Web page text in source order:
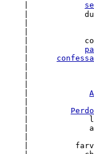
|
|
|
|
|